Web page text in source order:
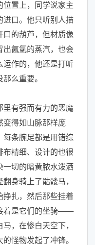
位置上，同学说家主
口。他只听别人描
口的葫芦，但材质像
出氤氲的蒸汽，也会
运作的，他还是打听
么重要。
里有强而有力的恶魔
变得如山脉那样庞
每条腕足都是用错综
布精细、设计的也很
一切的暗黄脓水泼洒
身骑上了骷髅马，
挣扎，然后那些挂着
着是它们的坐骑——
，在惨白天空下，
怪物发起了冲锋。